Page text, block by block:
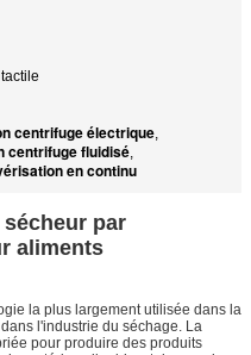
centrifuge électrique,
centrifuge fluidisé,
en continu
sécheur par
aliments
la plus largement utilisée dans la
l'industrie du séchage. La
pour produire des produits